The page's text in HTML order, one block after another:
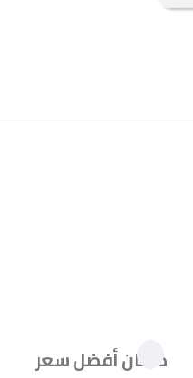
ضمان أفضل سعر